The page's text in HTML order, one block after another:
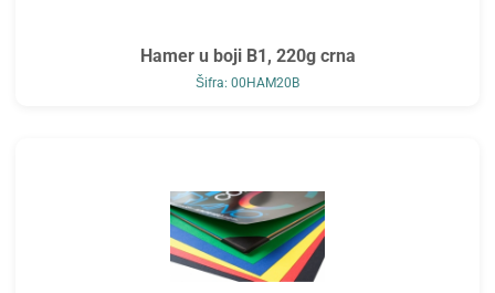
Hamer u boji B1, 220g crna
Šifra: 00HAM20B